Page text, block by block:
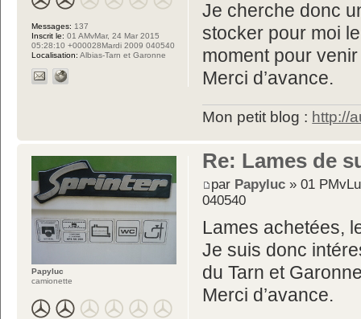
Je cherche donc
stocker pour moi
moment pour
Merci d’avance.
Mon petit blog : http://
Messages: 137
Inscrit le: 01 AMvMar, 24 Mar 2015
05:28:10 +000028Mardi 2009 040540
Localisation: Albias-Tarn et Garonne
Re: Lames de
par Papyluc » 01
040540
Lames achetées,
Je suis donc
du Tarn et
Merci d’avance.
Papyluc
camionette